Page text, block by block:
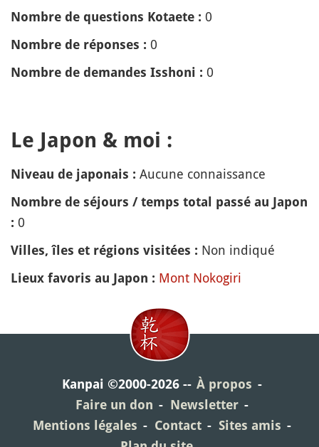
Nombre de questions Kotaete : 0
Nombre de réponses : 0
Nombre de demandes Isshoni : 0
Le Japon & moi :
Niveau de japonais : Aucune connaissance
Nombre de séjours / temps total passé au Japon
: 0
Villes, îles et régions visitées : Non indiqué
Lieux favoris au Japon : Mont Nokogiri
Kanpai ©2000-2026
À propos
Faire un don
Newsletter
Mentions légales
Contact
Sites amis